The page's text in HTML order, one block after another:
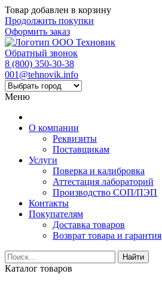
Товар добавлен в корзину
Продолжить покупки
Оформить заказ
Обратный звонок
8 (800) 350-30-38
001@tehnovik.info
Меню
О компании
Реквизиты
Поставщикам
Услуги
Поверка и калибровка
Аттестация лабораторий
Производство СОП/ПЭП
Контакты
Покупателям
Доставка товаров
Возврат товара и гарантия
Найти
Каталог товаров